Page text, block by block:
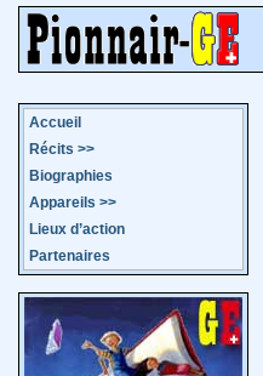
Accueil
Récits >>
Biographies
Appareils >>
Lieux d’action
Partenaires